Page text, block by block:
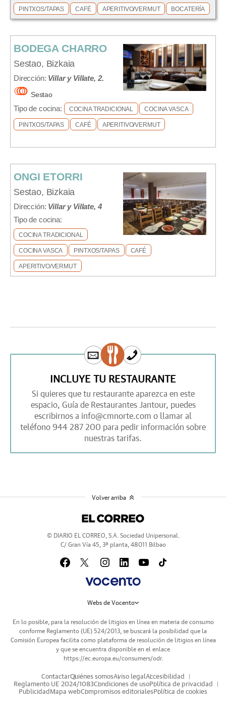
PINTXOS/TAPAS CAFÉ APERITIVO/VERMUT BOCATERÍA
BODEGA CHARRO
Sestao, Bizkaia
Dirección: Villar y Villate, 2.
Sestao
Tipo de cocina:
COCINA TRADICIONAL COCINA VASCA
PINTXOS/TAPAS CAFÉ APERITIVO/VERMUT
ONGI ETORRI
Sestao, Bizkaia
Dirección: Villar y Villate, 4
Tipo de cocina:
COCINA TRADICIONAL
COCINA VASCA PINTXOS/TAPAS CAFÉ
APERITIVO/VERMUT
INCLUYE TU RESTAURANTE
Si quieres que tu restaurante aparezca en este
espacio, Guía de Restaurantes Jantour, puedes
escribirnos a info@cmnorte.com o llamar al
teléfono 944 287 200 para pedir información sobre
nuestras tarifas.
© DIARIO EL CORREO, S.A. Sociedad Unipersonal.
C/ Gran Vía 45, 3ª planta, 48011 Bilbao
Webs de Vocento
En lo posible, para la resolución de litigios en línea en materia de consumo
conforme Reglamento (UE) 524/2013, se buscará la posibilidad que la
Comisión Europea facilita como plataforma de resolución de litigios en línea
y que se encuentra disponible en el enlace
https://ec.europa.eu/consumers/odr.
ContactarQuiénes somosAviso legal Accesibilidad
Reglamento UE 2024/1083Condiciones de usoPolítica de privacidad
Publicidad Mapa webCompromisos editorialesPolítica de cookies
Volver arriba